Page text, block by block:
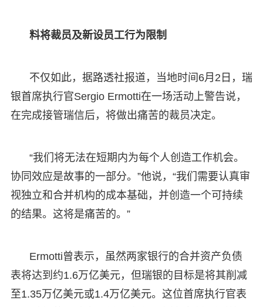
料将裁员及新设员工行为限制
不仅如此，据路透社报道，当地时间6月2日，瑞
银首席执行官Sergio Ermotti在一场活动上警告说，
在完成接管瑞信后，将做出痛苦的裁员决定。
“我们将无法在短期内为每个人创造工作机会。
协同效应是故事的一部分。”他说，“我们需要认真审
视独立和合并机构的成本基础，并创造一个可持续
的结果。这将是痛苦的。”
Ermotti曾表示，虽然两家银行的合并资产负债
表将达到约1.6万亿美元，但瑞银的目标是将其削减
至1.35万亿美元或1.4万亿美元。这位首席执行官表